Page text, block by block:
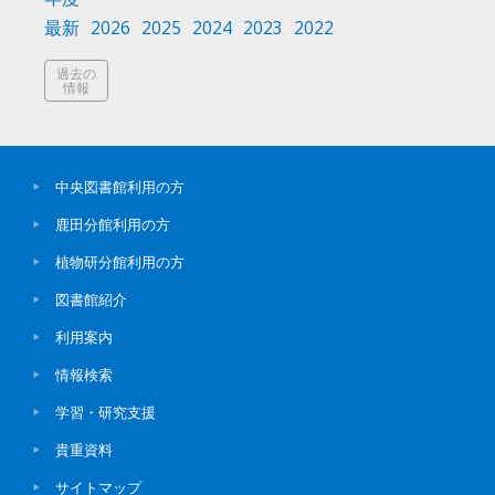
最新 2026 2025 2024 2023 2022
過去の
情報
中央図書館利用の方
鹿田分館利用の方
植物研分館利用の方
図書館紹介
利用案内
情報検索
学習・研究支援
貴重資料
サイトマップ